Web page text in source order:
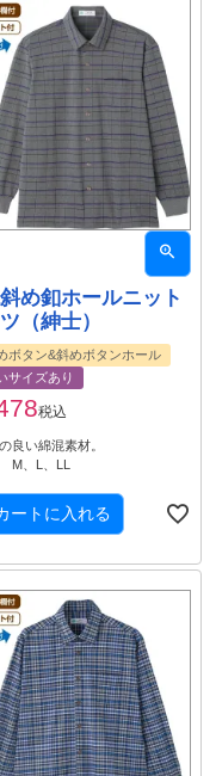
め釦ホールニット
（紳士）
ボタン&斜めボタンホール
サイズあり
税込
良い綿混素材。
M、L、LL
ートに入れる